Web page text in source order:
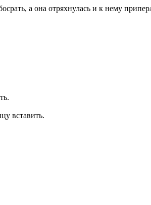
а она отряхнулась и к нему
вставить.